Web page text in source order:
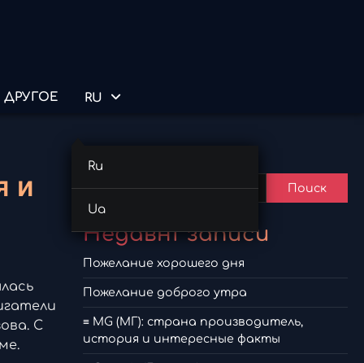
ДРУГОЕ RU
Ru
Ua
и
С
Поиск
Поиск
Недавні записи
Пожелание хорошего дня
Пожелание доброго утра
≡ MG (МГ): страна производитель,
история и интересные факты